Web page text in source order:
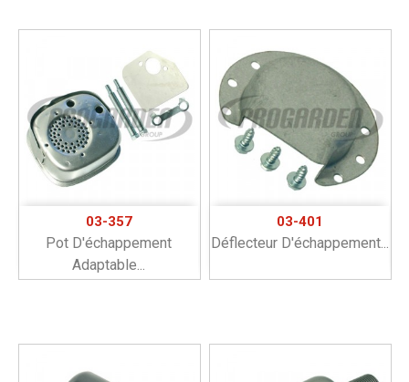
03-357
Pot D'échappement
Adaptable...
03-401
Déflecteur D'échappement...